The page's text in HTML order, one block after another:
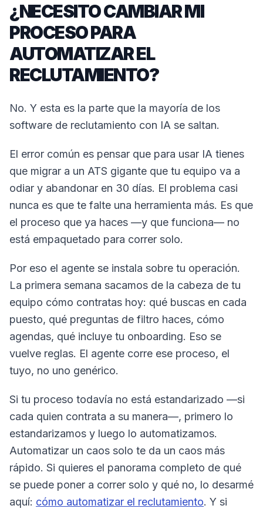
¿NECESITO CAMBIAR MI
PROCESO PARA
AUTOMATIZAR EL
RECLUTAMIENTO?
No. Y esta es la parte que la mayoría de los
software de reclutamiento con IA se saltan.
El error común es pensar que para usar IA tienes
que migrar a un ATS gigante que tu equipo va a
odiar y abandonar en 30 días. El problema casi
nunca es que te falte una herramienta más. Es que
el proceso que ya haces —y que funciona— no
está empaquetado para correr solo.
Por eso el agente se instala sobre tu operación.
La primera semana sacamos de la cabeza de tu
equipo cómo contratas hoy: qué buscas en cada
puesto, qué preguntas de filtro haces, cómo
agendas, qué incluye tu onboarding. Eso se
vuelve reglas. El agente corre ese proceso, el
tuyo, no uno genérico.
Si tu proceso todavía no está estandarizado —si
cada quien contrata a su manera—, primero lo
estandarizamos y luego lo automatizamos.
Automatizar un caos solo te da un caos más
rápido. Si quieres el panorama completo de qué
se puede poner a correr solo y qué no, lo desarmé
aquí: cómo automatizar el reclutamiento. Y si